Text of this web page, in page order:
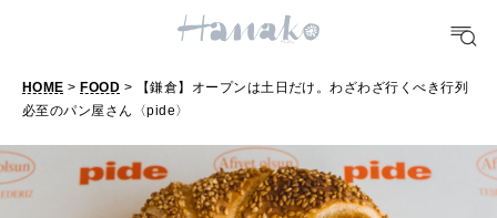
FOOD
TRAVEL
どこ行く？
【
鎌
倉
HOME > FOOD > 【鎌倉】オープンは土日だけ。わざわざ行くべき行列
必至のパン屋さん〈pide〉